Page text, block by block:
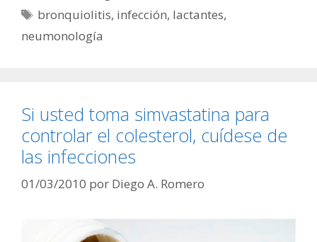
Etiquetas
bronquiolitis, infección, lactantes,
neumonología
Si usted toma simvastatina para
controlar el colesterol, cuídese de
las infecciones
01/03/2010 por Diego A. Romero